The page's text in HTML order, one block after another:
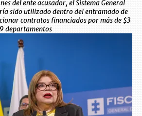
del ente acusador, el Sistema General
sido utilizado dentro del entramado de
contratos financiados por más de $3
departamentos